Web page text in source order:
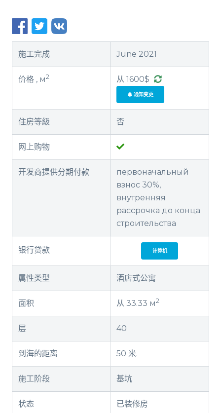
施工完成 June 2021
价格 , м2 从 1600$
通知变更
住房等級 否
网上购物
开发商提供分期付款
первоначальный
взнос 30%,
внутренняя
рассрочка до конца
строительства
银行贷款 计算机
属性类型 酒店式公寓
面积 从 33.33 м2
层 40
到海的距离 50 米.
施工阶段 基坑
状态 已装修房